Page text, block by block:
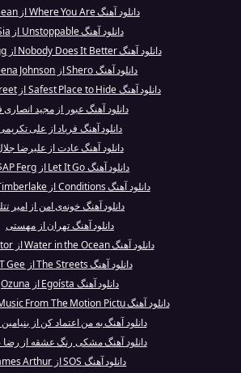
دانلود آهنگ Where You Are از Jay Sean
دانلود آهنگ Unstoppable از Sia
دانلود آهنگ Nobody Does It Better از Nate Dogg
دانلود آهنگ Shero از Syleena Johnson
دانلود آهنگ Safest Place to Hide از Backstreet ...
دانلود آهنگ عبور از مجید انصاری
دانلود آهنگ فریاد از علی
دانلود آهنگ عادت از علیرضا
دانلود آهنگ Let It Go از A$AP Ferg
دانلود آهنگ Conditions از Justin Timberlake
دانلود آهنگ خونه‌ی امن از امیر
دانلود آهنگ تهران از مهستی
دانلود آهنگ Water in the Ocean از DJ Aligator
دانلود آهنگ The Streets از EST Gee
دانلود آهنگ Egoísta از Ozuna
دانلود آهنگ Venom - Music From The Motion Pictu...
دانلود آهنگ به من اعتماد کن از
دانلود آهنگ مشکی رنگ عشقه از
دانلود آهنگ SOS از James Arthur